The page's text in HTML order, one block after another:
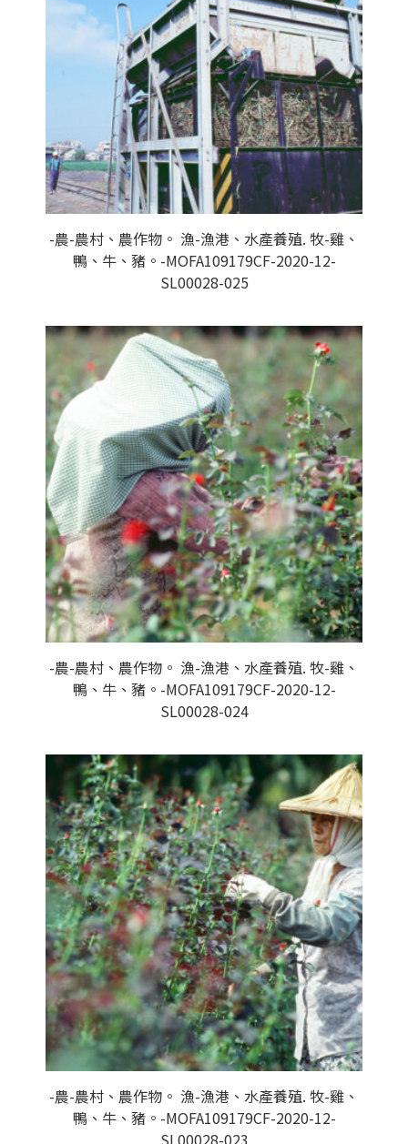
-農-農村、農作物。 漁-漁港、水產養殖. 牧-雞、
鴨、牛、豬。-MOFA109179CF-2020-12-
SL00028-025
-農-農村、農作物。 漁-漁港、水產養殖. 牧-雞、
鴨、牛、豬。-MOFA109179CF-2020-12-
SL00028-024
-農-農村、農作物。 漁-漁港、水產養殖. 牧-雞、
鴨、牛、豬。-MOFA109179CF-2020-12-
SL00028-023